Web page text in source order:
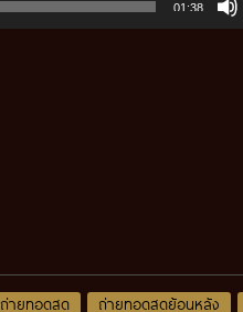
01:38
ถ่ายทอดสด ถ่ายทอดสดย้อนหลัง